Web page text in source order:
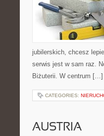
jubilerskich, chcesz
serwis jest w sam raz.
Biżuterii. W centrum […]
CATEGORIES:
AUSTRIA